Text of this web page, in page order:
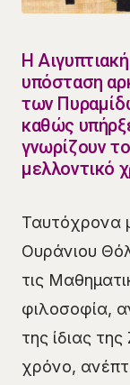
Η
υπόσταση
των
καθώς
γνωρίζουν
μελλοντικό
Ταυτόχρονα
Ουράνιου
τις
φιλοσοφία,
της ίδιας
χρόνο,